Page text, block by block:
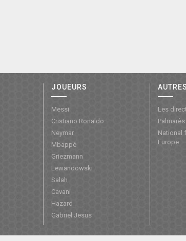
JOUEURS
Messi
Cristiano Ronaldo
Neymar
Mbappé
Griezmann
Lewandowski
Salah
Cavani
Hazard
Gabriel Jesus
AUTRES
Les
Palmarès
National
Europe